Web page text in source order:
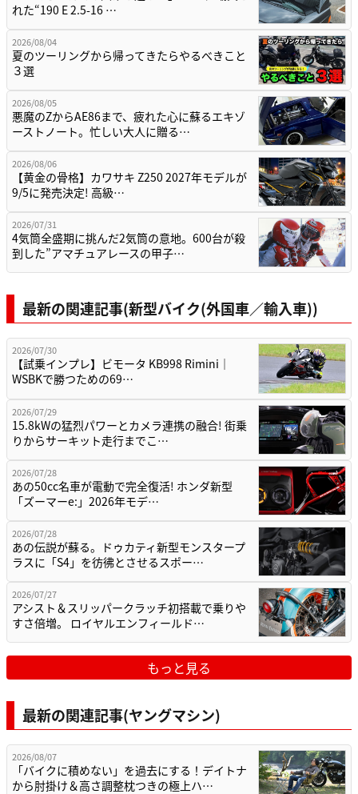
れた“190 E 2.5-16 …
2026/08/04
夏のツーリングから帰ってきたらやるべきこと
３選
2026/08/05
悪魔のZからAE86まで、疲れた心に蘇るエキゾ
ーストノート。忙しい大人に贈る…
2026/08/06
【黄金の骨格】カワサキ Z250 2027年モデルが
9/5に発売決定! 高級…
2026/07/31
4気筒全盛期に挑んだ2気筒の意地。600台が殺
到した”アマチュアレースの甲子…
最新の関連記事(新型バイク(外国車／輸入車))
2026/07/30
【試乗インプレ】ビモータ KB998 Rimini｜
WSBKで勝つための69…
2026/07/29
15.8kWの猛烈パワーとカメラ連携の融合! 街乗
りからサーキット走行までこ…
2026/07/28
あの50cc名車が電動で完全復活! ホンダ新型
「ズーマーe:」2026年モデ…
2026/07/28
あの伝説が蘇る。ドゥカティ新型モンスタープ
ラスに「S4」を彷彿とさせるスポー…
2026/07/27
アシスト＆スリッパークラッチ初搭載で乗りや
すさ倍増。 ロイヤルエンフィールド…
もっと見る
最新の関連記事(ヤングマシン)
2026/08/07
「バイクに積めない」を過去にする！デイトナ
から肘掛け＆高さ調整枕つきの極上ハ…